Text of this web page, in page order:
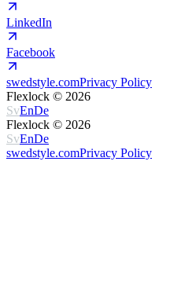
LinkedIn
Facebook
swedstyle.comPrivacy Policy
Flexlock © 2026
SvEnDe
Flexlock © 2026
SvEnDe
swedstyle.comPrivacy Policy